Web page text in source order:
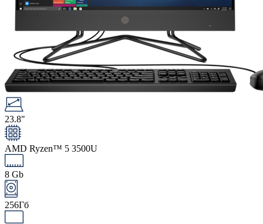
23.8"
AMD Ryzen™ 5 3500U
8 Gb
256Гб